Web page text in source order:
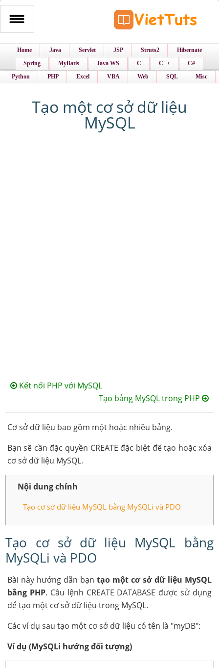
Home Java Servlet JSP Struts2
Hibernate
Spring
MyBatis Java WS C C++
C#
Python
PHP Excel VBA Web SQL Misc
Tạo một cơ sở dữ liệu
MySQL
Kết nối PHP với MySQL
Tạo bảng MySQL trong PHP
Cơ sở dữ liệu bao gồm một hoặc nhiều bảng.
Bạn sẽ cần đặc quyền CREATE đặc biệt để tạo hoặc xóa
cơ sở dữ liệu MySQL.
Nội dung chính
Tạo cơ sở dữ liệu MySQL bằng MySQLi và PDO
Tạo cơ sở dữ liệu MySQL bằng
MySQLi và PDO
Bài này hướng dẫn bạn tạo một cơ sở dữ liệu MySQL
bằng PHP. Câu lệnh CREATE DATABASE được sử dụng
để tạo một cơ sở dữ liệu trong MySQL.
Các ví dụ sau tạo một cơ sở dữ liệu có tên là "myDB":
Ví dụ (MySQLi hướng đối tượng)